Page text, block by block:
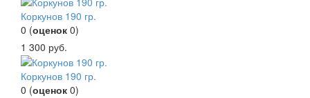
Коркунов 190 гр.
0 (оценок 0)
1 300 руб.
Коркунов 190 гр.
0 (оценок 0)